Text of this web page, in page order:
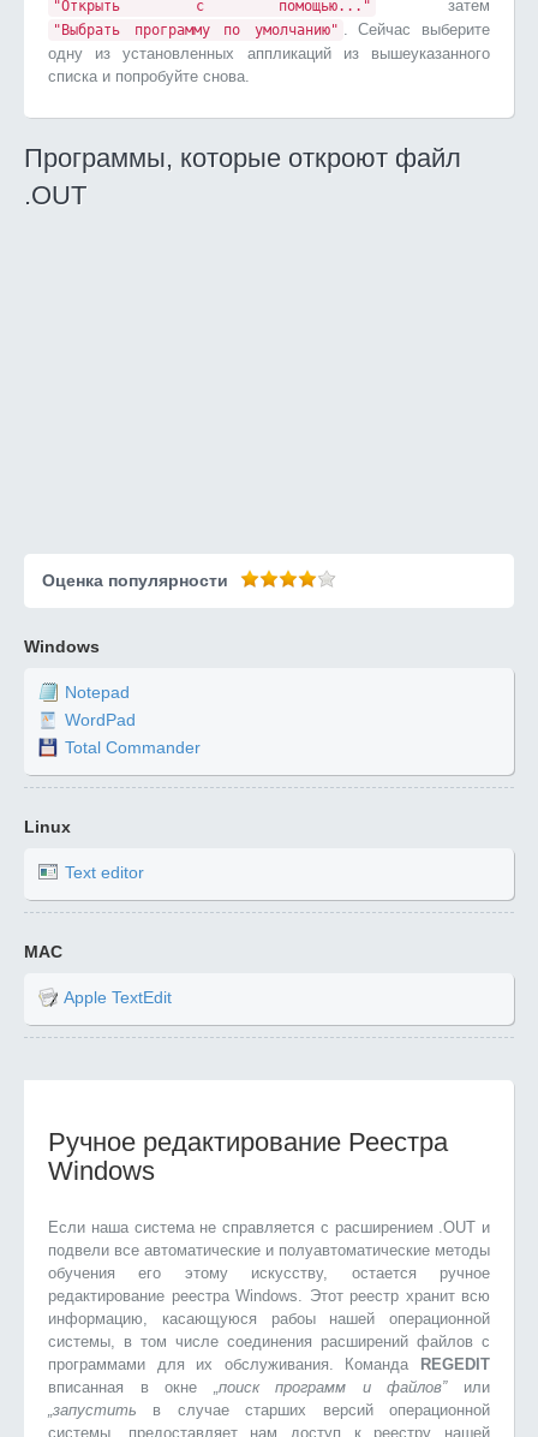
"Открыть с помощью..." затем
"Выбрать программу по умолчанию" . Сейчас выберите
одну из установленных аппликаций из вышеуказанного
списка и попробуйте снова.
Программы, которые откроют файл
.OUT
Оценка популярности
Windows
Notepad
WordPad
Total Commander
Linux
Text editor
MAC
Apple TextEdit
Ручное редактирование Реестра
Windows
Если наша система не справляется с расширением .OUT и
подвели все автоматические и полуавтоматические методы
обучения его этому искусству, остается ручное
редактирование реестра Windows. Этот реестр хранит всю
информацию, касающуюся рабоы нашей операционной
системы, в том числе соединения расширений файлов с
программами для их обслуживания. Команда
REGEDIT
вписанная в окне „поиск программ и файлов”или
„запустить в случае старших версий операционной
системы, предоставляет нам доступ к реестру нашей